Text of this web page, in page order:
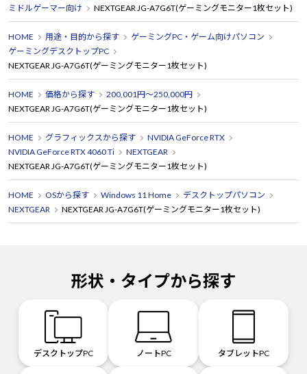
ミドルゲーマー向け
NEXTGEAR JG-A7G6T(ゲーミングモニター1枚セット)
HOME 用途・目的から探す
ゲーミングPC・ゲーム向けパソコン
ゲーミングデスクトップPC
NEXTGEAR JG-A7G6T(ゲーミングモニター1枚セット)
HOME 価格から探す
200,001円～250,000円
NEXTGEAR JG-A7G6T(ゲーミングモニター1枚セット)
HOME グラフィックスから探す
NVIDIA GeForce RTX
NVIDIA GeForce RTX 4060 Ti
NEXTGEAR
NEXTGEAR JG-A7G6T(ゲーミングモニター1枚セット)
HOME OSから探す Windows 11 Home
デスクトップパソコン
NEXTGEAR
NEXTGEAR JG-A7G6T(ゲーミングモニター1枚セット)
形状・タイプから探す
デスクトップPC ノートPC タブレットPC